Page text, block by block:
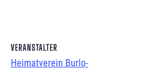
VERANSTALTER
Heimatverein Burlo-